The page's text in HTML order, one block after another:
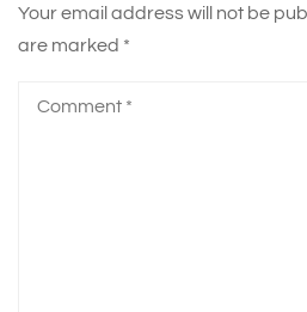
Your email address will not be
are marked *